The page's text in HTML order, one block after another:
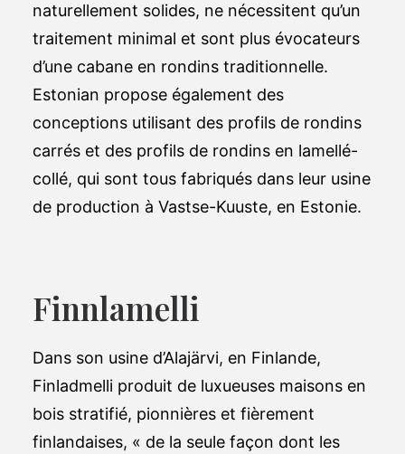
naturellement solides, ne nécessitent qu’un
traitement minimal et sont plus évocateurs
d’une cabane en rondins traditionnelle.
Estonian propose également des
conceptions utilisant des profils de rondins
carrés et des profils de rondins en lamellé-
collé, qui sont tous fabriqués dans leur usine
de production à Vastse-Kuuste, en Estonie.
Finnlamelli
Dans son usine d’Alajärvi, en Finlande,
Finladmelli produit de luxueuses maisons en
bois stratifié, pionnières et fièrement
finlandaises, « de la seule façon dont les